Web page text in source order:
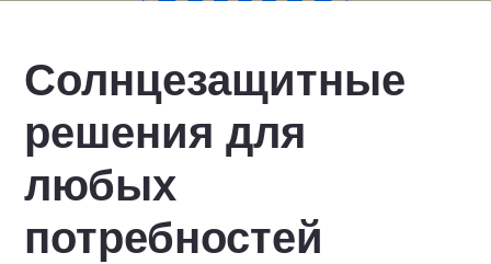
Солнцезащитные
решения для
любых
потребностей